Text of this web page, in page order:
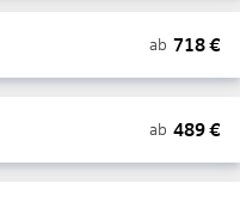
ab 718€
ab 489€